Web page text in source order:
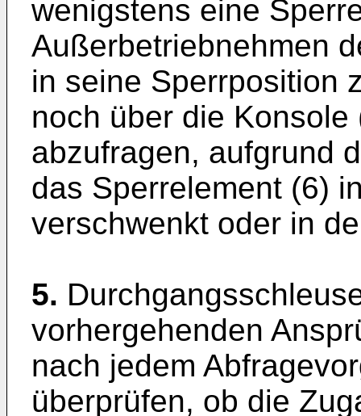
wenigstens eine
Außerbetriebnehmen
in seine Sperrposition
noch über die
abzufragen, aufgrund
das Sperrelement (6)
verschwenkt oder in
5.
vorhergehenden
nach jedem
überprüfen, ob die